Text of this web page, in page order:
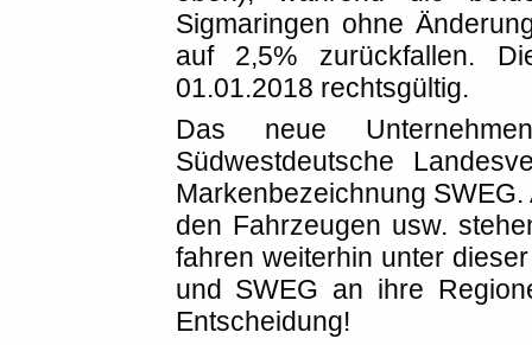
Sigmaringen ohne
auf 2,5% zurückfallen.
01.01.2018 rechtsgültig.
Das neue
Südwestdeutsche
Markenbezeichnung
den Fahrzeugen usw.
fahren weiterhin unter
und SWEG an ihre
Entscheidung!